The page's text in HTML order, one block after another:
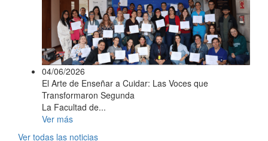
04/06/2026
El Arte de Enseñar a Cuidar: Las Voces que
Transformaron Segunda
La Facultad de...
Ver más
Ver todas las noticias